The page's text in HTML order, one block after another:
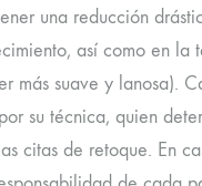
una reducción
así como en la
más suave y lanosa).
su técnica, quien
citas de retoque. En